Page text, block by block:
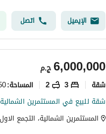
الإيميل اتصل
ج.م6,000,000
شقة 3
2 المساحة:
150
المستثمرين الشمالية، التجمع